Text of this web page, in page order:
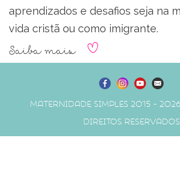
aprendizados e desafios seja na
vida cristã ou como imigrante.
Saiba mais
Maternidade Simples 2015 -
direitos reservados